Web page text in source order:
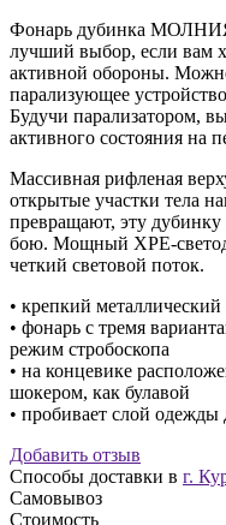
Фонарь дубинка
лучший выбор, если вам
активной обороны.
парализующее
Будучи парализатором,
активного состояния на
Массивная рифленая
открытые участки тела
превращают, эту
бою. Мощный XPE-
четкий световой поток.
• крепкий металлический
• фонарь с тремя
режим стробоскопа
• на концевике
шокером, как булавой
• пробивает слой
Добавить отзыв
Способы доставки в г.
Самовывоз
Стоимость